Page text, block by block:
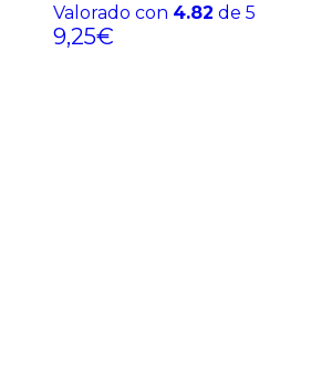
Valorado con 4.82 de 5
9,25€